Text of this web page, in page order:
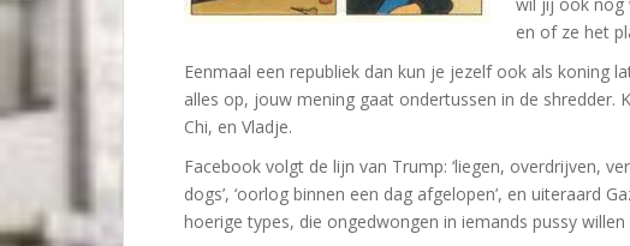
en of ze het
Eenmaal een republiek dan kun je jezelf ook als koning
alles op, jouw mening gaat ondertussen in de shredder.
Chi, en Vladje.
Facebook volgt de lijn van Trump: ‘liegen, overdrijven,
dogs’, ‘oorlog binnen een dag afgelopen’, en uiteraard
hoerige types, die ongedwongen in iemands pussy willen